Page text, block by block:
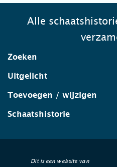
Alle
Zoeken
Uitgelicht
Toevoegen / wijzigen
Schaatshistorie
Dit is een website van